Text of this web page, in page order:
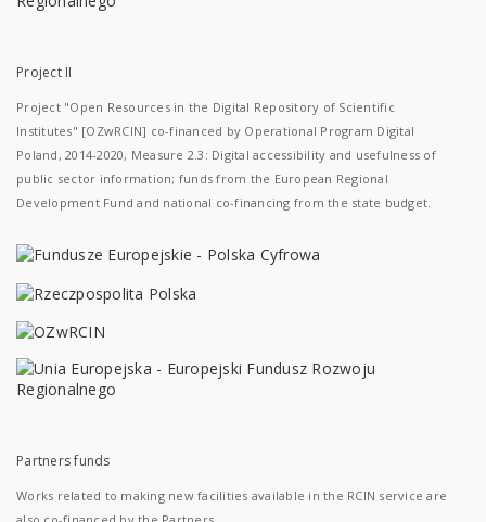
Project II
Project "Open Resources in the Digital Repository of Scientific
Institutes" [OZwRCIN] co-financed by Operational Program Digital
Poland, 2014-2020, Measure 2.3: Digital accessibility and usefulness of
public sector information; funds from the European Regional
Development Fund and national co-financing from the state budget.
Partners funds
Works related to making new facilities available in the RCIN service are